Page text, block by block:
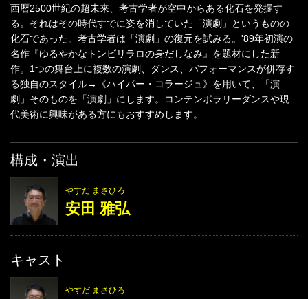
西暦2500世紀の超未来、考古学者が空中からある化石を発掘す
る。それはその時代すでに姿を消していた「演劇」というものの
化石であった。考古学者は「演劇」の復元を試みる。'89年初演の
名作『ゆるやかなトンビリラロの身だしなみ』を題材にした新
作。1つの舞台上に複数の演劇、ダンス、パフォーマンスが併存す
る独自のスタイル→《ハイパー・コラージュ》を用いて、「演
劇」そのものを「演劇」にします。コンテンポラリーダンスや現
代美術に興味がある方にもおすすめします。
構成・演出
やすだ まさひろ
安田 雅弘
キャスト
やすだ まさひろ